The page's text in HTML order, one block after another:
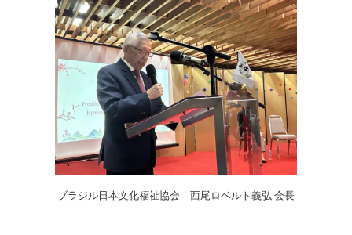
ブラジル日本文化福祉協会 西尾ロベルト義弘 会長